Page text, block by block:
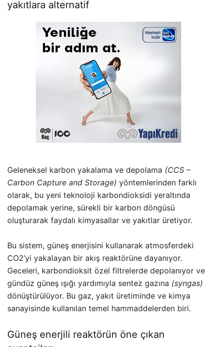
yakıtlara alternatif
Geleneksel karbon yakalama ve depolama (CCS –
Carbon Capture and Storage) yöntemlerinden farklı
olarak, bu yeni teknoloji karbondioksidi yeraltında
depolamak yerine, sürekli bir karbon döngüsü
oluşturarak faydalı kimyasallar ve yakıtlar üretiyor.
Bu sistem, güneş enerjisini kullanarak atmosferdeki
CO2’yi yakalayan bir akış reaktörüne dayanıyor.
Geceleri, karbondioksit özel filtrelerde depolanıyor ve
gündüz güneş ışığı yardımıyla sentez gazına (syngas)
dönüştürülüyor. Bu gaz, yakıt üretiminde ve kimya
sanayisinde kullanılan temel hammaddelerden biri.
Güneş enerjili reaktörün öne çıkan